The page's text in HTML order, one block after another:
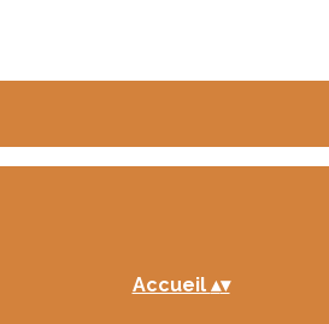
Accueil ▴▾